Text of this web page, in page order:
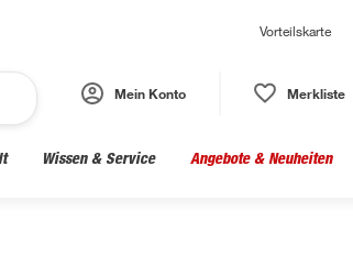
Vorteilskarte
Mein Konto Merkliste
Wissen & Service Angebote & Neuheiten